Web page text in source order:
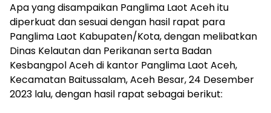
Apa yang disampaikan Panglima Laot Aceh itu
diperkuat dan sesuai dengan hasil rapat para
Panglima Laot Kabupaten/Kota, dengan melibatkan
Dinas Kelautan dan Perikanan serta Badan
Kesbangpol Aceh di kantor Panglima Laot Aceh,
Kecamatan Baitussalam, Aceh Besar, 24 Desember
2023 lalu, dengan hasil rapat sebagai berikut: